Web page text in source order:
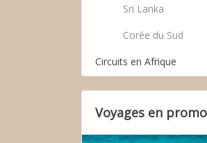
Sri Lanka
Corée du Sud
Circuits en Afrique
Voyages en